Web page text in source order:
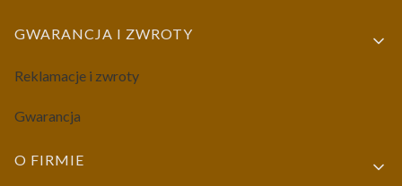
GWARANCJA I ZWROTY
Reklamacje i zwroty
Gwarancja
O FIRMIE